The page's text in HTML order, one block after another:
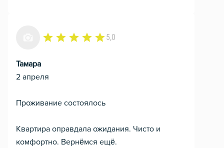
5,0
Тамара
2 апреля
Проживание состоялось
Квартира оправдала ожидания. Чисто и
комфортно. Вернёмся ещё.